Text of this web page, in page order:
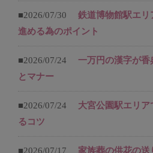
■2026/07/30
鉄道博物館駅エリ
進める為のポイント
■2026/07/24
一万円の漢字が
とマナー
■2026/07/24
大宮公園駅エリ
るコツ
■2026/07/17
家族葬の供花の